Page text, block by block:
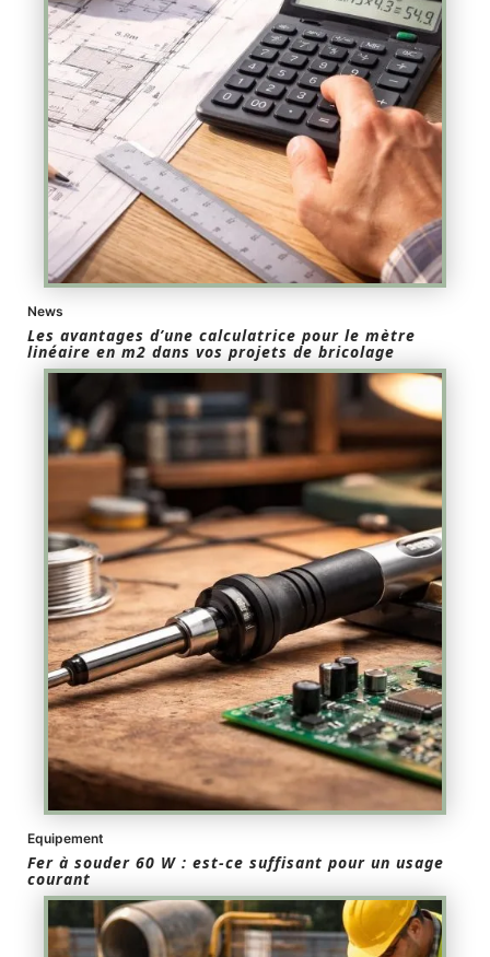
News
Les avantages d’une calculatrice pour le mètre
linéaire en m2 dans vos projets de bricolage
Equipement
Fer à souder 60 W : est-ce suffisant pour un usage
courant